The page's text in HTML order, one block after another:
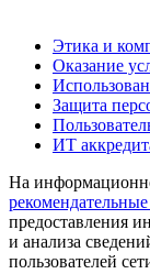
Этика и
Оказание
Защита
ИТ
На
предоставления
и анализа
пользователей